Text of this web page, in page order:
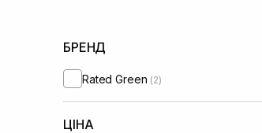
БРЕНД
Rated Green (2)
ЦІНА